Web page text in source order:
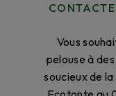
Vous
pelouse à
soucieux de